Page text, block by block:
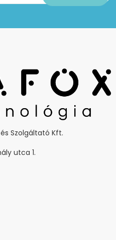
Szolgáltató Kft.
utca 1.